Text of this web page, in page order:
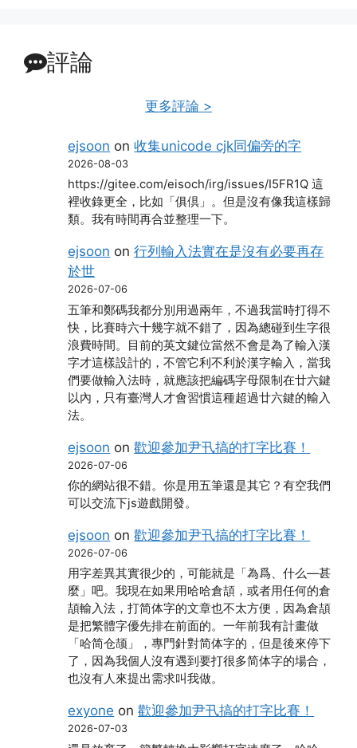
評論
更多評論 >
ejsoon on收集unicode cjk同偏旁的字
2026-08-03
https://gitee.com/eisoch/irg/issues/I5FR1Q 這
裡收錄更全，比如「俱倶」。但是沒有像我這樣歸
類。我有時間再合並整理一下。
ejsoon on行列輸入法實在是沒有必要再存
於世
2026-07-06
五筆和鄭碼我都分別用過兩年，不過我當時打得不
快，比賽時六十幾字就不錯了，因為總碰到生字很
浪費時間。目前的英文鍵位當然不會是為了輸入漢
字才這樣設計的，不管它利不利於漢字輸入，當我
們要做輸入法時，就應該把編碼字母限制在廿六鍵
以內，只有臺灣人才會習慣這種超過廿六鍵的輸入
法。
ejsoon on歡迎參加尹卂搞的打字比賽！
2026-07-06
你的網站很不錯。你是用五筆還是其它？有空我們
可以交流下js遊戲開發。
ejsoon on歡迎參加尹卂搞的打字比賽！
2026-07-06
用字差異其實很少的，可能就是「為爲、什么―甚
麼」吧。我現在如果用哈哈倉頡，或者用任何的倉
頡輸入法，打简体字的文章也不太方便，因為倉頡
是把繁體字優先排在前面的。一年前我有計畫做
「哈简仓颉」，專門針對简体字的，但是後來停下
了，因為我個人沒有遇到要打很多简体字的場合，
也沒有人來提出需求叫我做。
exyone on歡迎參加尹卂搞的打字比賽！
2026-07-03